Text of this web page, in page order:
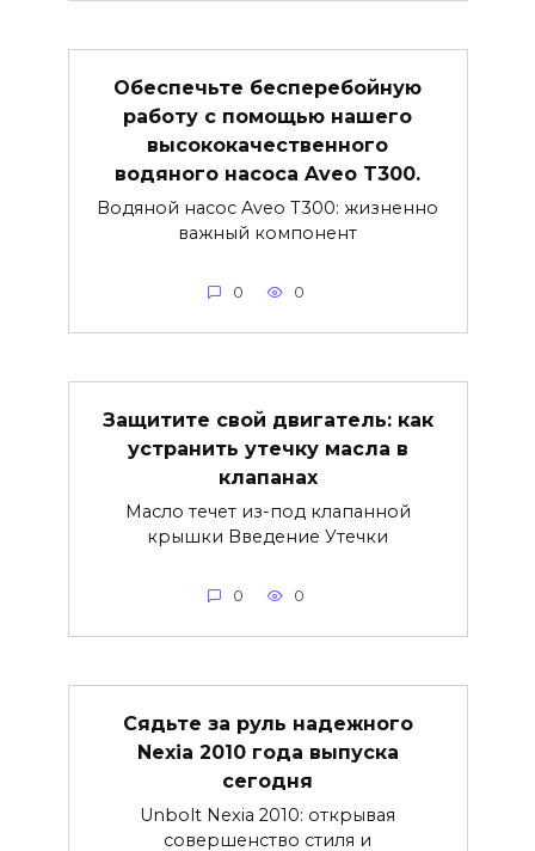
Обеспечьте бесперебойную
работу с помощью нашего
высококачественного
водяного насоса Aveo T300.
Водяной насос Aveo T300: жизненно
важный компонент
0 0
Защитите свой двигатель: как
устранить утечку масла в
клапанах
Масло течет из-под клапанной
крышки Введение Утечки
0 0
Сядьте за руль надежного
Nexia 2010 года выпуска
сегодня
Unbolt Nexia 2010: открывая
совершенство стиля и